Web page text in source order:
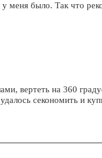
у меня было. Так что
вертеть на 360
секономить и